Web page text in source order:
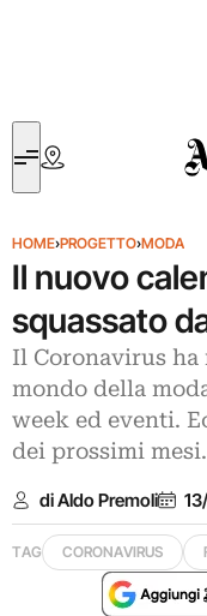
HOME›PROGETTO›MODA
Il nuovo
squassato
Il Coronavirus ha
mondo della
week ed eventi.
dei prossimi mesi.
di Aldo Premoli
TAG CORONAVIRUS